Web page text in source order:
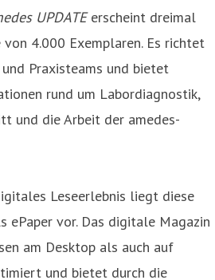
UPDATEerscheint dreimal
4.000 Exemplaren. Es richtet
Praxisteams und bietet
rund um Labordiagnostik,
und die Arbeit der amedes-
Leseerlebnis liegt diese
ePaper vor. Das digitale Magazin
am Desktop als auch auf
und bietet durch die